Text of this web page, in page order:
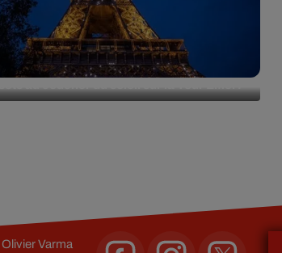
Olivier Varma